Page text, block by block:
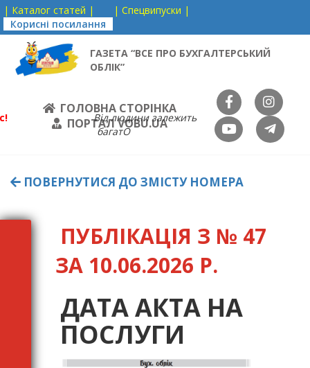
| Каталог статей |
| Спецвипуски |
Корисні посилання
ГАЗЕТА “ВСЕ ПРО БУХГАЛТЕРСЬКИЙ
ОБЛІК”
ГОЛОВНА СТОРІНКА
ПОРТАЛ VOBU.UA
Від людини залежить
багатО
ПОВЕРНУТИСЯ ДО ЗМІСТУ НОМЕРА
ПУБЛІКАЦІЯ З № 47
ЗА 10.06.2026 Р.
ДАТА АКТА НА
ПОСЛУГИ